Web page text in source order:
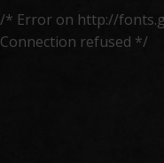
/* Error on http://
Connection refused */